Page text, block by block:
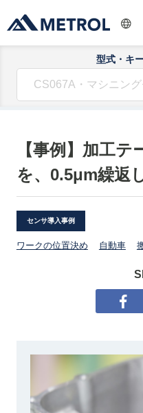
型式・キ
【事例】加工
を、0.5μm繰返
センサ導入事例
ワークの位置決め 自動車